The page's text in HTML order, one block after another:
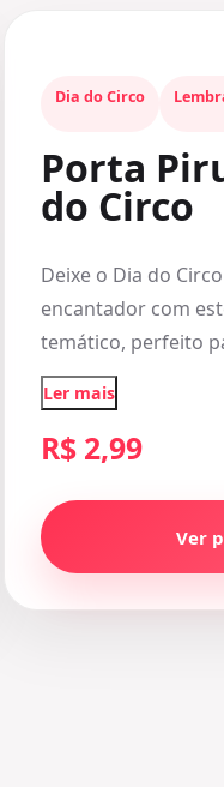
Dia do Circo
Porta
do Circo
Deixe o Dia do
encantador com
temático, perfeito
Ler mais
R$ 2,99
Ver